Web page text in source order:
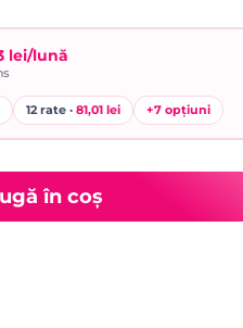
lei/lună
12 rate · 81,01 lei +7opțiuni
în coș